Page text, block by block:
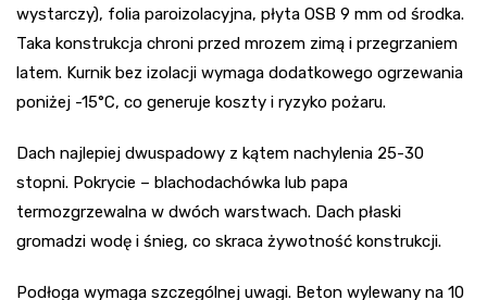
wystarczy), folia paroizolacyjna, płyta OSB 9 mm od środka.
Taka konstrukcja chroni przed mrozem zimą i przegrzaniem
latem. Kurnik bez izolacji wymaga dodatkowego ogrzewania
poniżej -15°C, co generuje koszty i ryzyko pożaru.
Dach najlepiej dwuspadowy z kątem nachylenia 25-30
stopni. Pokrycie – blachodachówka lub papa
termozgrzewalna w dwóch warstwach. Dach płaski
gromadzi wodę i śnieg, co skraca żywotność konstrukcji.
Podłoga wymaga szczególnej uwagi. Beton wylewany na 10